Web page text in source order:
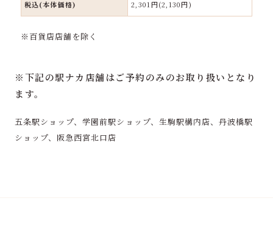
税込(本体価格) 2,301円(2,130円)
※百貨店店舗を除く
※下記の駅ナカ店舗はご予約のみのお取り扱いとなり
ます。
五条駅ショップ、学園前駅ショップ、生駒駅構内店、丹波橋駅
ショップ、阪急西宮北口店